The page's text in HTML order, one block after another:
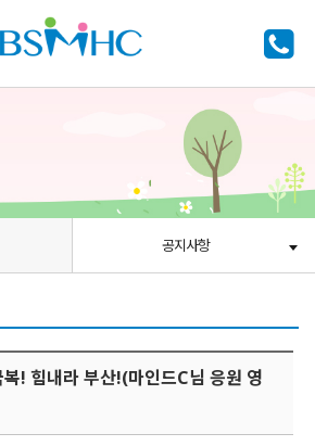
공지사항
! 힘내라 부산!(마인드C님 응원 영